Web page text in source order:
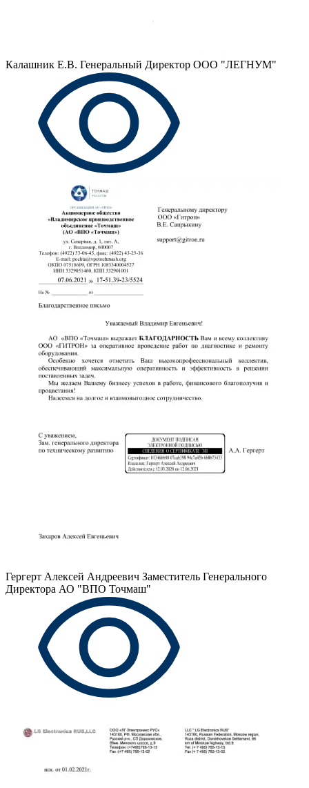
Калашник Е.В. Генеральный Директор ООО "ЛЕГНУМ"
Гергерт Алексей Андреевич Заместитель Генерального
Директора АО "ВПО Точмаш"